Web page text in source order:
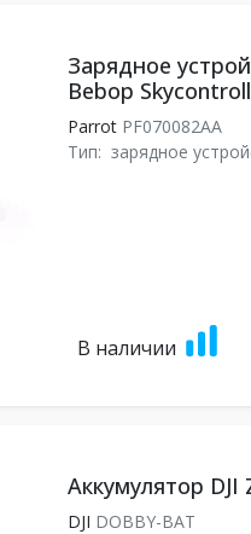
Зарядное
Bebop
ParrotPF070082AA
Тип: зарядное
В наличии
Аккумулятор
DJI DOBBY-BAT